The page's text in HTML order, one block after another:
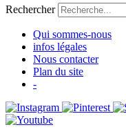
Rechercher
Qui sommes-nous
infos légales
Nous contacter
Plan du site
-